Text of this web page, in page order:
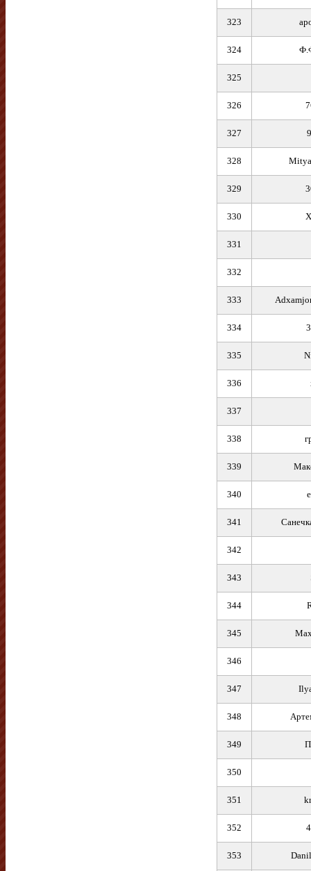
323
324
325
326
327
328
329
330
331
332
333
334
335
336
337
338
339
340
341
342
343
344
345
346
347
348
349
350
351
352
353